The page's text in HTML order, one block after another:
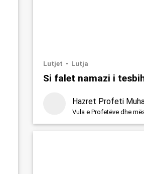
Lutjet Lutja
Si falet namazi i
Hazret Profeti
Vula e Profetëve dhe